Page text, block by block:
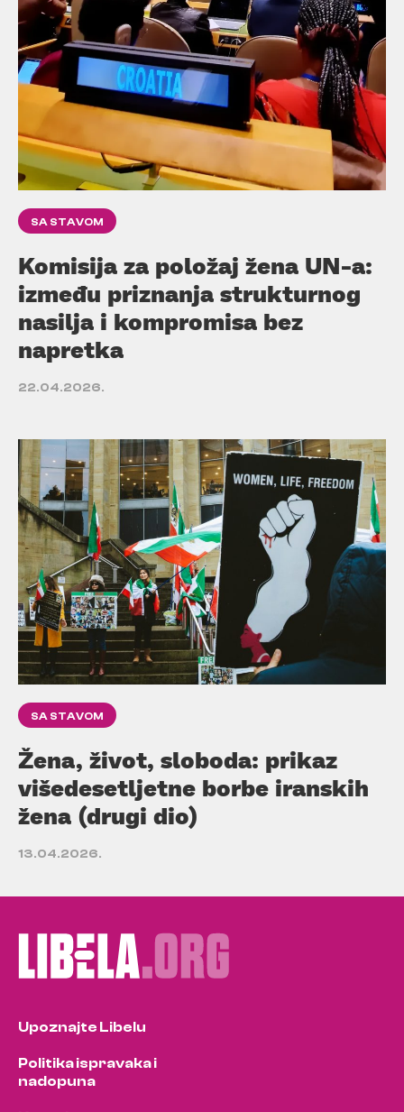
SA STAVOM
Komisija za položaj žena UN-a:
između priznanja strukturnog
nasilja i kompromisa bez
napretka
22.04.2026.
SA STAVOM
Žena, život, sloboda: prikaz
višedesetljetne borbe iranskih
žena (drugi dio)
13.04.2026.
Upoznajte Libelu
Politika ispravaka i
nadopuna